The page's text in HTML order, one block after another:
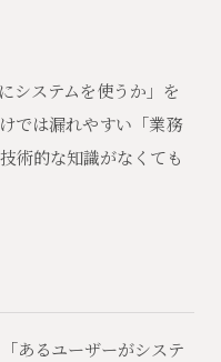
システムを使うか」を
では漏れやすい「業務
術的な知識がなくても
あるユーザーがシステ